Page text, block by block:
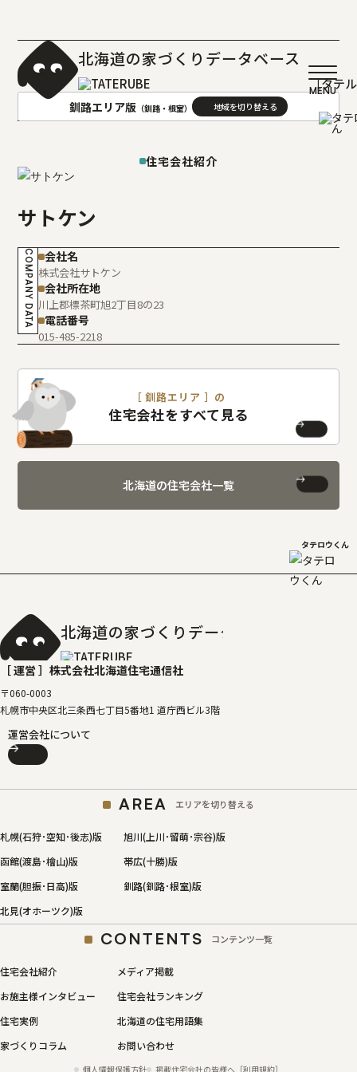
北海道の家づくりデータベース
［タテ
釧路エリア版 （釧路・根室）
函館(渡島･檜山)版
室蘭(胆振･日高)版
釧路(釧路･根室)版
北見(オホーツク)版
住宅会社紹介
サトケン
COMPANY DATA 会社名
株式会社サトケン
会社所在地
川上郡標茶町旭2丁目8の23
電話番号
015-485-2218
［ 釧路エリア ］の
住宅会社をすべて見る
北海道の住宅会社一覧
タテロウくん
北海道の家づくりデータベース
［ 運営 ］ 株式会社北海道住宅通信社
〒060-0003
札幌市中央区北三条西七丁目5番地1 道庁西ビル3階
運営会社について
AREA エリアを切り替える
札幌(石狩･空知･後志)版
旭川(上川･留萌･宗谷)版
函館(渡島･檜山)版
帯広(十勝)版
室蘭(胆振･日高)版
釧路(釧路･根室)版
北見(オホーツク)版
CONTENTS コンテンツ一覧
住宅会社紹介
メディア掲載
お施主様インタビュー
住宅会社ランキング
住宅実例
北海道の住宅用語集
家づくりコラム
お問い合わせ
個人情報保護方針 掲載住宅会社の皆様へ［利用規約］